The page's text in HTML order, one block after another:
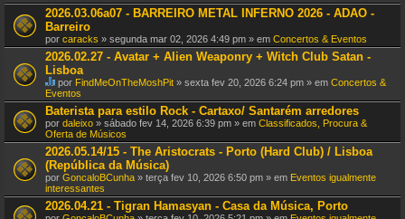
e
x
(
s
)
2026.03.06a07 - BARREIRO METAL INFERNO 2026 - ADAO -
Barreiro
por caracks » segunda mar 02, 2026 4:49 pm » em Concertos & Eventos
2026.02.27 - Avatar + Alien Weaponry + Witch Club Satan -
Lisboa
E
s
t
e
T
ó
p
i
c
o
t
e
por FindMeOnTheMoshPit » sexta fev 20, 2026 6:24 pm » em Concertos &
Eventos
Baterista para estilo Rock - Cartaxo/ Santarém arredores
por daleixo » sábado fev 14, 2026 6:39 pm » em Classificados, Procura &
Oferta de Músicos
2026.05.14/15 - The Aristocrats - Porto (Hard Club) / Lisboa
(República da Música)
por GoncaloBCunha » terça fev 10, 2026 6:50 pm » em Eventos igualmente
interessantes
2026.04.21 - Tigran Hamasyan - Casa da Música, Porto